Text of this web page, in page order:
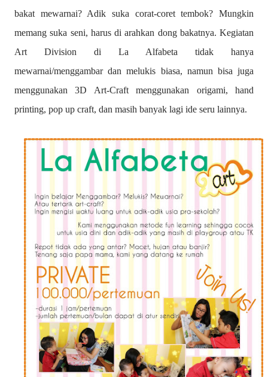
bakat mewarnai? Adik suka corat-coret tembok? Mungkin
memang suka seni, harus di arahkan dong bakatnya. Kegiatan
Art Division di La Alfabeta tidak hanya
mewarnai/menggambar dan melukis biasa, namun bisa juga
menggunakan 3D Art-Craft menggunakan origami, hand
printing, pop up craft, dan masih banyak lagi ide seru lainnya.